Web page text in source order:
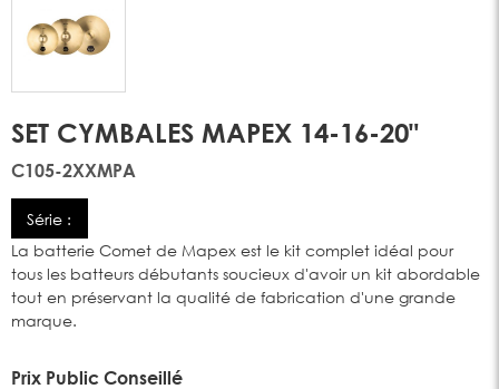
SET CYMBALES MAPEX 14-16-20"
C105-2XXMPA
Série :
La batterie Comet de Mapex est le kit complet idéal pour
tous les batteurs débutants soucieux d'avoir un kit abordable
tout en préservant la qualité de fabrication d'une grande
marque.
Prix Public Conseillé